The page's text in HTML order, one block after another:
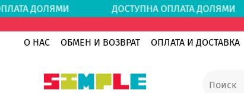
ДОЛЯМИ ДОСТУПНА ОПЛАТА
О НАС
ОБМЕН И ВОЗВРАТ ОПЛАТА И ДОСТАВКА